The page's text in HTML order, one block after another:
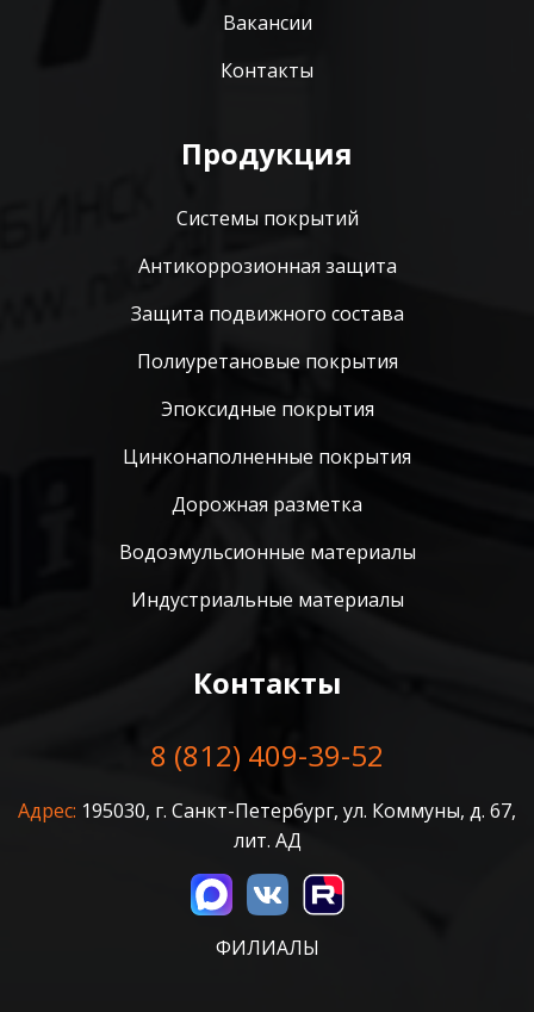
Вакансии
Контакты
Продукция
Системы покрытий
Антикоррозионная защита
Защита подвижного состава
Полиуретановые покрытия
Эпоксидные покрытия
Цинконаполненные покрытия
Дорожная разметка
Водоэмульсионные материалы
Индустриальные материалы
Контакты
8 (812) 409-39-52
Адрес: 195030, г. Санкт-Петербург, ул. Коммуны, д. 67,
лит. АД
ФИЛИАЛЫ